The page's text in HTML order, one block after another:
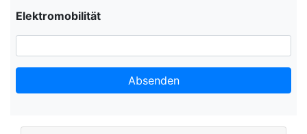
Elektromobilität
Absenden